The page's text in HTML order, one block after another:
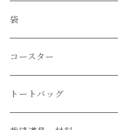
袋
コースター
トートバッグ